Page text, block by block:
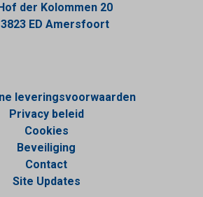
der Kolommen 20
3823 ED Amersfoort
leveringsvoorwaarden
Privacy beleid
Cookies
Beveiliging
Contact
Site Updates